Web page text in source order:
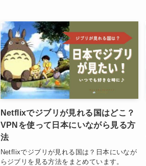
Netflixでジブリが見れる国はどこ？
VPNを使って日本にいながら見る方
法
Netflixでジブリが見れる国は？日本にいなが
らジブリを見る方法をまとめています。